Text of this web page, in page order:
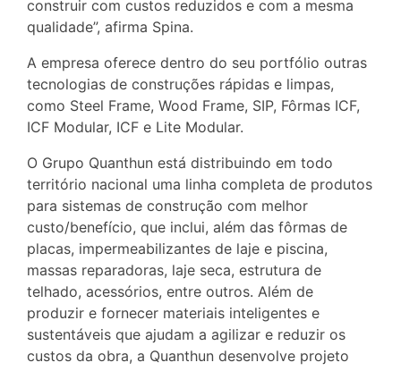
construir com custos reduzidos e com a mesma
qualidade”, afirma Spina.
A empresa oferece dentro do seu portfólio outras
tecnologias de construções rápidas e limpas,
como Steel Frame, Wood Frame, SIP, Fôrmas ICF,
ICF Modular, ICF e Lite Modular.
O Grupo Quanthun está distribuindo em todo
território nacional uma linha completa de produtos
para sistemas de construção com melhor
custo/benefício, que inclui, além das fôrmas de
placas, impermeabilizantes de laje e piscina,
massas reparadoras, laje seca, estrutura de
telhado, acessórios, entre outros. Além de
produzir e fornecer materiais inteligentes e
sustentáveis que ajudam a agilizar e reduzir os
custos da obra, a Quanthun desenvolve projeto